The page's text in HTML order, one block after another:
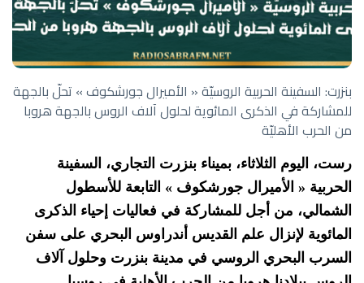
بنزرت: السفينة الحربية الروسيّة « الأميرال جورشكوف » تحلّ بالجهة
للمشاركة في الذكرى المائوية لحلول آلاف الروس بالجهة هروبا
من الحرب الأهليّة
رست، اليوم الثلاثاء، بميناء بنزرت التجاري، السفينة
الحربية « الأميرال جورشكوف » التابعة للأسطول
الشمالي، من أجل للمشاركة في فعاليات إحياء الذكرى
المائوية لإنزال علم القديس أندراوس البحري على سفن
السرب البحري الروسي في مدينة بنزرت وحلول آلاف